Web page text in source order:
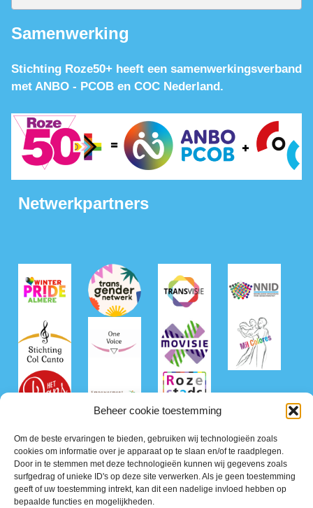
Beheer cookie toestemming
Om de beste ervaringen te bieden, gebruiken wij technologieën zoals
cookies om informatie over je apparaat op te slaan en/of te raadplegen.
Door in te stemmen met deze technologieën kunnen wij gegevens zoals
surfgedrag of unieke ID's op deze site verwerken. Als je geen toestemming
geeft of uw toestemming intrekt, kan dit een nadelige invloed hebben op
bepaalde functies en mogelijkheden.
Samenwerking
Stichting Roze50+ heeft een samenwerkingsverband
met ANBO - PCOB en COC Nederland.
Netwerkpartners